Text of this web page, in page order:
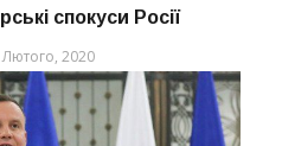
спокуси Росії
2020